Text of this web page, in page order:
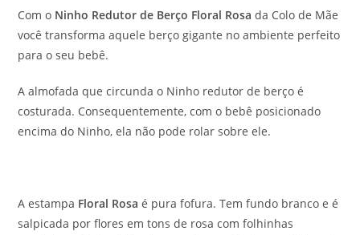
Com o Ninho Redutor de Berço Floral Rosa da Colo de Mãe
você transforma aquele berço gigante no ambiente perfeito
para o seu bebê.
A almofada que circunda o Ninho redutor de berço é
costurada. Consequentemente, com o bebê posicionado
encima do Ninho, ela não pode rolar sobre ele.
A estampa Floral Rosa é pura fofura. Tem fundo branco e é
salpicada por flores em tons de rosa com folhinhas